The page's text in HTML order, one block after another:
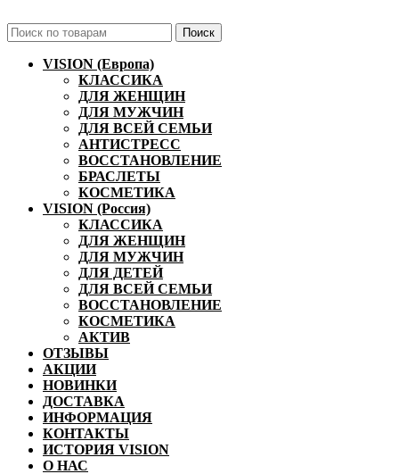
Поиск
VISION (Европа)
КЛАССИКА
ДЛЯ ЖЕНЩИН
ДЛЯ МУЖЧИН
ДЛЯ ВСЕЙ СЕМЬИ
АНТИСТРЕСС
ВОССТАНОВЛЕНИЕ
БРАСЛЕТЫ
КОСМЕТИКА
VISION (Россия)
КЛАССИКА
ДЛЯ ЖЕНЩИН
ДЛЯ МУЖЧИН
ДЛЯ ДЕТЕЙ
ДЛЯ ВСЕЙ СЕМЬИ
ВОССТАНОВЛЕНИЕ
КОСМЕТИКА
АКТИВ
ОТЗЫВЫ
АКЦИИ
НОВИНКИ
ДОСТАВКА
ИНФОРМАЦИЯ
КОНТАКТЫ
ИСТОРИЯ VISION
О НАС